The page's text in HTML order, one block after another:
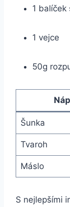
1 balíček
1 vejce
50g
Šunka
Tvaroh
Máslo
S nejlepšími